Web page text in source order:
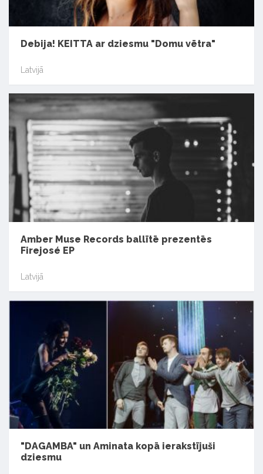
Debija! KEITTA ar dziesmu "Domu vētra"
Latvijā
Amber Muse Records ballītē prezentēs
Firejosé EP
Latvijā
"DAGAMBA" un Aminata kopā ierakstījuši
dziesmu